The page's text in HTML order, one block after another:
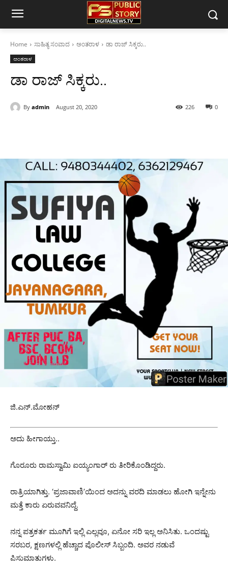
Home ಸಾಹಿತ್ಯ ಸಂವಾದ ಅಂತರಾಳ ಡಾ ರಾಜ್ ಸಿಕ್ಕರು..
ಅಂತರಾಳ
ಡಾ ರಾಜ್ ಸಿಕ್ಕರು..
By admin August 20, 2020 0
226
ಜಿ.ಎನ್.ಮೋಹನ್
ಅದು ಹೀಗಾಯ್ತು..
ಗೊರೂರು ರಾಮಸ್ವಾಮಿ ಐಯ್ಯಂಗಾರ್ ರು ತೀರಿಕೊಂಡಿದ್ದರು.
ರಾತ್ರಿಯಾಗಿತ್ತು. ‘ಪ್ರಜಾವಾಣಿ’ಯಿಂದ ಅದನ್ನು ವರದಿ ಮಾಡಲು ಹೋಗಿ ಇನ್ನೇನು
ಮತ್ತೆ ಕಾರು ಏರುವವನಿದ್ದೆ.
ನನ್ನ ಪತ್ರಕರ್ತ ಮೂಗಿಗೆ ಇಲ್ಲಿ ಎಲ್ಲವೂ, ಏನೋ ಸರಿ ಇಲ್ಲ ಅನಿಸಿತು. ಒಂದಷ್ಟು
ಸರಬರ, ಕ್ಷಣಗಳಲ್ಲಿ ಹೆಚ್ಚಾದ ಪೊಲೀಸ್ ಸಿಬ್ಬಂದಿ. ಅವರ ನಡುವೆ
ಪಿಸುಮಾತುಗಳು.